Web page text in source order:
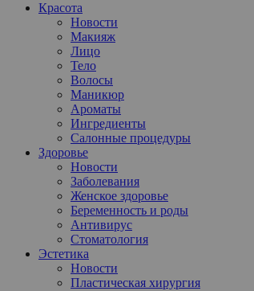
Красота
Новости
Макияж
Лицо
Тело
Волосы
Маникюр
Ароматы
Ингредиенты
Салонные процедуры
Здоровье
Новости
Заболевания
Женское здоровье
Беременность и роды
Антивирус
Стоматология
Эстетика
Новости
Пластическая хирургия